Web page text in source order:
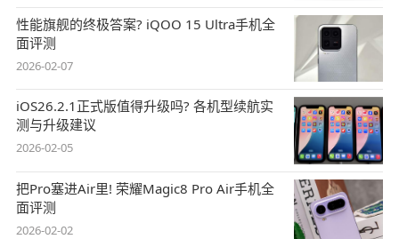
性能旗舰的终极答案? iQOO 15 Ultra手机全
面评测
2026-02-07
iOS26.2.1正式版值得升级吗? 各机型续航实
测与升级建议
2026-02-05
把Pro塞进Air里! 荣耀Magic8 Pro Air手机全
面评测
2026-02-02